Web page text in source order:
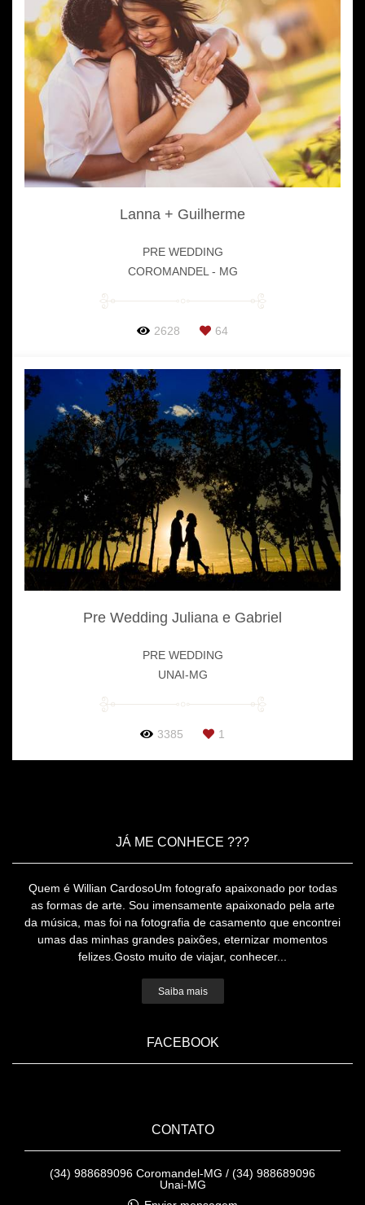
Lanna + Guilherme
PRE WEDDING
COROMANDEL - MG
2628 64
Pre Wedding Juliana e Gabriel
PRE WEDDING
UNAI-MG
3385 1
JÁ ME CONHECE ???
Quem é Willian CardosoUm fotografo apaixonado por todas
as formas de arte. Sou imensamente apaixonado pela arte
da música, mas foi na fotografia de casamento que encontrei
umas das minhas grandes paixões, eternizar momentos
felizes.Gosto muito de viajar, conhecer...
Saiba mais
FACEBOOK
CONTATO
(34) 988689096 Coromandel-MG / (34) 988689096
Unai-MG